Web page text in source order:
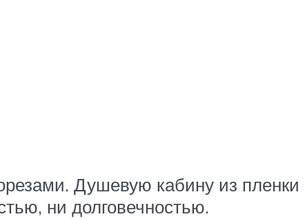
Душевую кабину из пленки
ни долговечностью.